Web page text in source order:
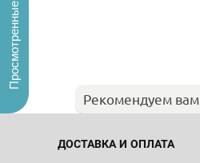
Рекомендуем вам
ДОСТАВКА И ОПЛАТА
Просмотренные